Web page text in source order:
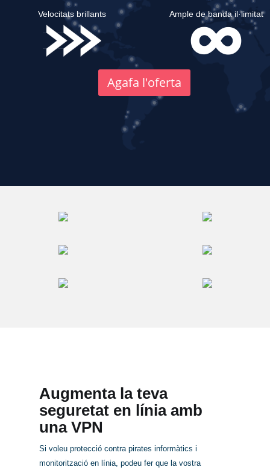
Velocitats brillants Ample de banda il·limitat
Agafa l'oferta
Augmenta la teva
seguretat en línia amb
una VPN
Si voleu protecció contra pirates informàtics i
monitorització en línia, podeu fer que la vostra